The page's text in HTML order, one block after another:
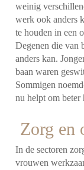
weinig
werk ook anders
te houden in een
Degenen die van
anders kan.
baan waren
Sommigen
nu helpt om
Zorg en
In de sectoren
vrouwen